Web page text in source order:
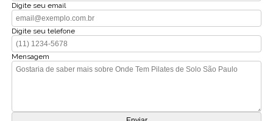
Digite seu email
Digite seu telefone
Mensagem